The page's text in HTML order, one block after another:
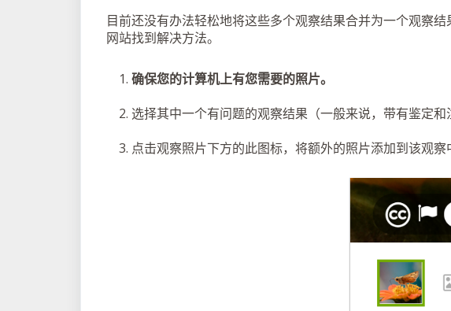
目前还没有办法轻松地将这些多个观察结果合并为一个观察
网站找到解决方法。
确保您的计算机上有您需要的照片。
选择其中一个有问题的观察结果（一般来说，带有鉴定
点击观察照片下方的此图标，将额外的照片添加到该观察